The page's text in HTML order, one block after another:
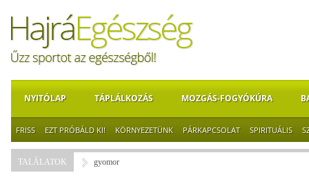
NYITÓLAP TÁPLÁLKOZÁS MOZGÁS-FOGYÓKÚRA
FRISS EZT PRÓBÁLD KI! KÖRNYEZETÜNK PÁRKAPCSOLAT SPIRITUÁLIS
TALÁLATOK gyomor